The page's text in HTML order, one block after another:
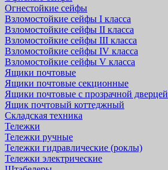
Огнестойкие сейфы
Взломостойкие сейфы I класса
Взломостойкие сейфы II класса
Взломостойкие сейфы III класса
Взломостойкие сейфы IV класса
Взломостойкие сейфы V класса
Ящики почтовые
Ящики почтовые секционные
Ящики почтовые с прозрачной дверцей
Ящик почтовый коттеджный
Складская техника
Тележки
Тележки ручные
Тележки гидравлические (роклы)
Тележки электрические